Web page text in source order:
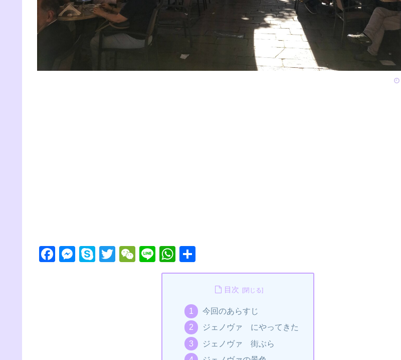
F
M
S
T
W
Li
n
W
h
A
有
目次
今回のあらすじ
ジェノヴァ にやってきた
ジェノヴァ 街ぶら